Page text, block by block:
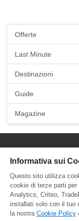
Informativa sui
Questo sito utilizza
cookie di terze parti
Analytics, Criteo,
installati solo con il tuo
la nostra Cookie Policy
Offerte
Last Minute
Destinazioni
Guide
Magazine
Sede
Viale
Aut.